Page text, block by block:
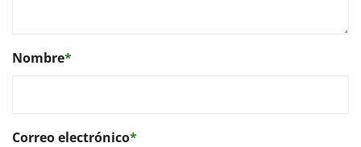
Nombre*
Correo electrónico*